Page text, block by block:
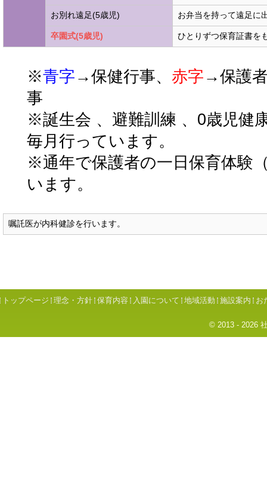
お別れ遠足(5歳児) お弁当を持って遠足に
卒園式(5歳児) ひとりずつ保育証書を
※青字 →保健行事、 赤字 →保護
事
※誕生会 、避難訓練 、0歳児健
毎月行っています。
※通年で保護者の一日保育体験
います。
嘱託医が内科健診を行います。
トップページ 理念・方針 保育内容 入園について 地域活動 施設案内 お
© 2013 - 2026